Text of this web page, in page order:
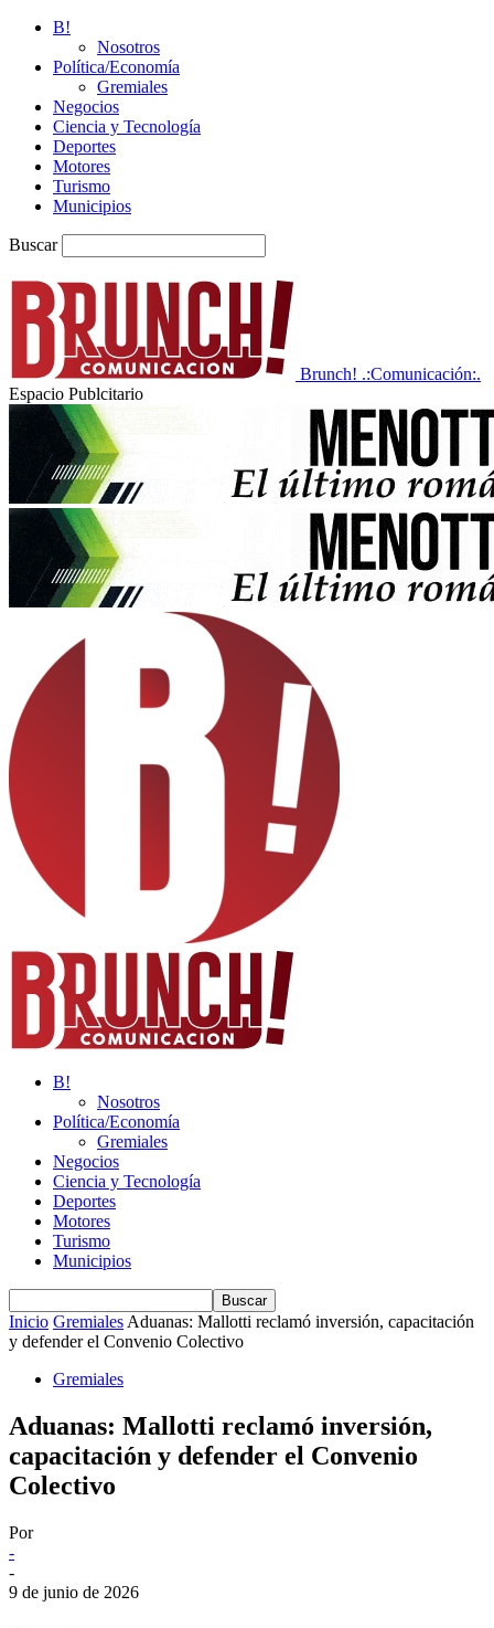
B!
Nosotros
Política/Economía
Gremiales
Negocios
Ciencia y Tecnología
Deportes
Motores
Turismo
Municipios
Buscar
Brunch! .:Comunicación:.
Espacio Publcitario
B!
Nosotros
Política/Economía
Gremiales
Negocios
Ciencia y Tecnología
Deportes
Motores
Turismo
Municipios
Inicio Gremiales Aduanas: Mallotti reclamó inversión, capacitación
y defender el Convenio Colectivo
Gremiales
Aduanas: Mallotti reclamó inversión,
capacitación y defender el Convenio
Colectivo
Por
-
-
9 de junio de 2026